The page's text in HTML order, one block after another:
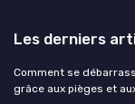
Les derniers
Comment se
grâce aux pièges et